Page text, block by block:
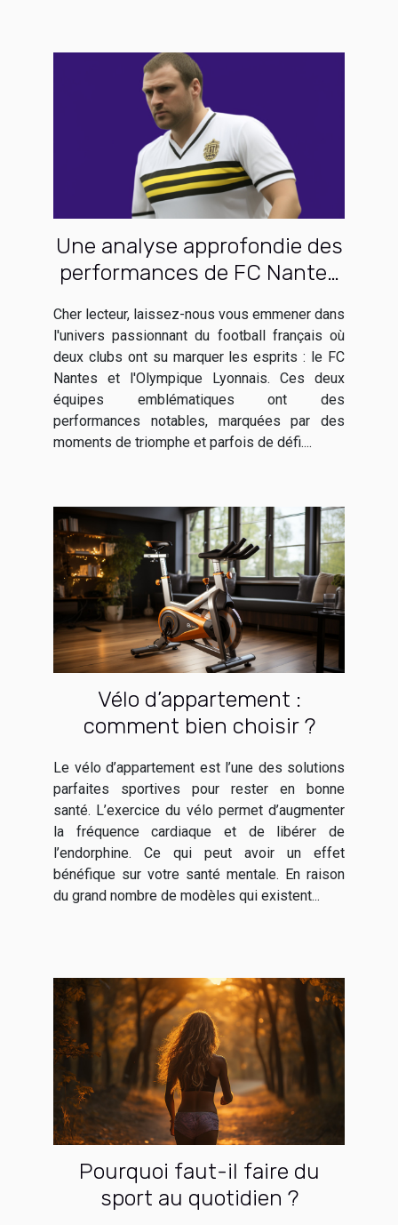
Une analyse approfondie des
performances de FC Nantes
Cher lecteur, laissez-nous vous emmener dans
l'univers passionnant du football français où
deux clubs ont su marquer les esprits : le FC
Nantes et l'Olympique Lyonnais. Ces deux
équipes emblématiques ont des
performances notables, marquées par des
moments de triomphe et parfois de défi....
Vélo d’appartement :
comment bien choisir ?
Le vélo d’appartement est l’une des solutions
parfaites sportives pour rester en bonne
santé. L’exercice du vélo permet d’augmenter
la fréquence cardiaque et de libérer de
l’endorphine. Ce qui peut avoir un effet
bénéfique sur votre santé mentale. En raison
du grand nombre de modèles qui existent...
Pourquoi faut-il faire du
sport au quotidien ?